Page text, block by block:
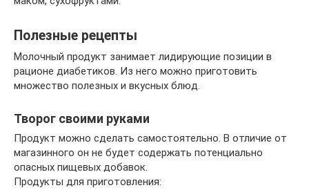
Полезные рецепты
Молочный продукт занимает лидирующие позиции в
рационе диабетиков. Из него можно приготовить
множество полезных и вкусных блюд.
Творог своими руками
Продукт можно сделать самостоятельно. В отличие от
магазинного он не будет содержать потенциально
опасных пищевых добавок.
Продукты для приготовления: